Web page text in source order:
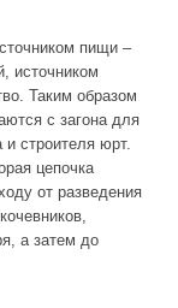
пищи –
источником
Таким образом
с загона для
строителя юрт.
цепочка
от разведения
а затем до